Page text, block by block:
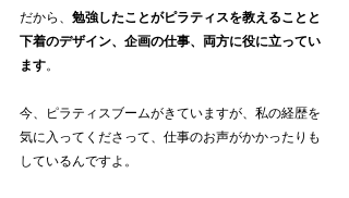
だから、 勉強したことがピラティスを教えることと
下着のデザイン、企画の仕事、両方に役に立ってい
ます。
今、ピラティスブームがきていますが、私の経歴を
気に入ってくださって、仕事のお声がかかったりも
しているんですよ。